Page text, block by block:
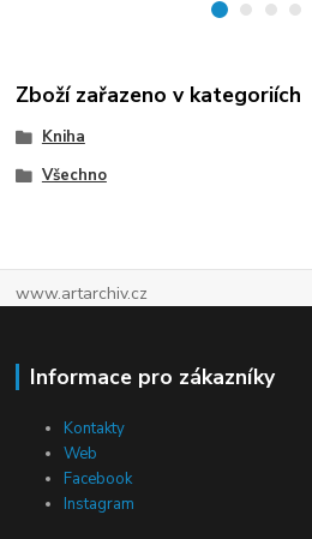
Zboží zařazeno v kategoriích
Kniha
Všechno
www.artarchiv.cz
Informace pro zákazníky
Kontakty
Web
Facebook
Instagram